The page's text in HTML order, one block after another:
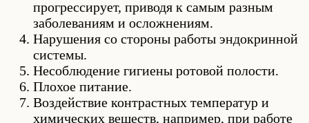
прогрессирует, приводя к самым разным
заболеваниям и осложнениям.
Нарушения со стороны работы эндокринной
системы.
Несоблюдение гигиены ротовой полости.
Плохое питание.
Воздействие контрастных температур и
химических веществ, например, при работе